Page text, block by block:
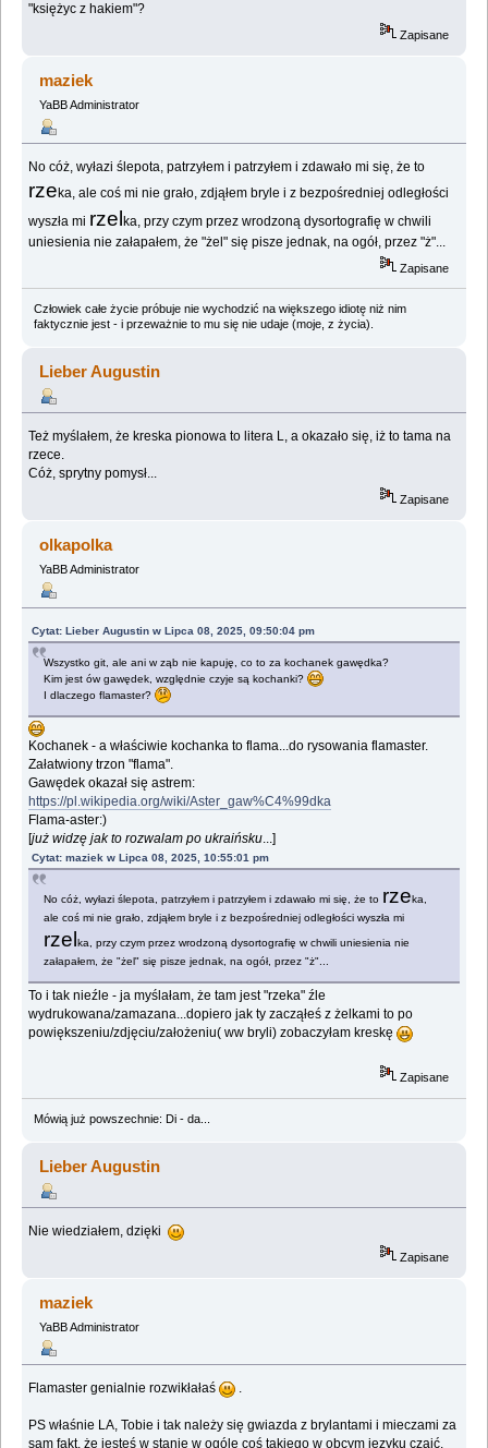
"księżyc z hakiem"?
Zapisane
maziek
YaBB Administrator
No cóż, wyłazi ślepota, patrzyłem i patrzyłem i zdawało mi się, że to
rzeka, ale coś mi nie grało, zdjąłem bryle i z bezpośredniej odległości
wyszła mi rzelka, przy czym przez wrodzoną dysortografię w chwili
uniesienia nie załapałem, że "żel" się pisze jednak, na ogół, przez "ż"...
Zapisane
Człowiek całe życie próbuje nie wychodzić na większego idiotę niż nim
faktycznie jest - i przeważnie to mu się nie udaje (moje, z życia).
Lieber Augustin
Też myślałem, że kreska pionowa to litera L, a okazało się, iż to tama na
rzece.
Cóż, sprytny pomysł...
Zapisane
olkapolka
YaBB Administrator
Cytat: Lieber Augustin w Lipca 08, 2025, 09:50:04 pm
Wszystko git, ale ani w ząb nie kapuję, co to za kochanek gawędka?
Kim jest ów gawędek, względnie czyje są kochanki?
I dlaczego flamaster?
Kochanek - a właściwie kochanka to flama...do rysowania flamaster.
Załatwiony trzon "flama".
Gawędek okazał się astrem:
https://pl.wikipedia.org/wiki/Aster_gaw%C4%99dka
Flama-aster:)
[już widzę jak to rozwalam po ukraińsku...]
Cytat: maziek w Lipca 08, 2025, 10:55:01 pm
No cóż, wyłazi ślepota, patrzyłem i patrzyłem i zdawało mi się, że to rzeka,
ale coś mi nie grało, zdjąłem bryle i z bezpośredniej odległości wyszła mi
rzelka, przy czym przez wrodzoną dysortografię w chwili uniesienia nie
załapałem, że "żel" się pisze jednak, na ogół, przez "ż"...
To i tak nieźle - ja myślałam, że tam jest "rzeka" źle
wydrukowana/zamazana...dopiero jak ty zacząłeś z żelkami to po
powiększeniu/zdjęciu/założeniu( ww bryli) zobaczyłam kreskę
Zapisane
Mówią już powszechnie: Di - da...
Lieber Augustin
Nie wiedziałem, dzięki
Zapisane
maziek
YaBB Administrator
Flamaster genialnie rozwikłałaś .
PS właśnie LA, Tobie i tak należy się gwiazda z brylantami i mieczami za
sam fakt, że jesteś w stanie w ogóle coś takiego w obcym języku czaić.